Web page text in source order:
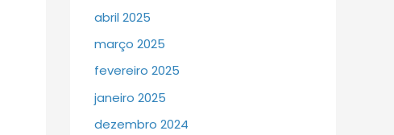
abril 2025
março 2025
fevereiro 2025
janeiro 2025
dezembro 2024